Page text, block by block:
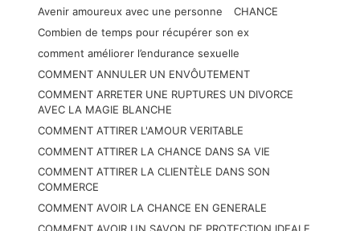
Avenir amoureux avec une personne
CHANCE
Combien de temps pour récupérer son ex
comment améliorer l’endurance sexuelle
COMMENT ANNULER UN ENVÔUTEMENT
COMMENT ARRETER UNE RUPTURES UN DIVORCE
AVEC LA MAGIE BLANCHE
COMMENT ATTIRER L'AMOUR VERITABLE
COMMENT ATTIRER LA CHANCE DANS SA VIE
COMMENT ATTIRER LA CLIENTÈLE DANS SON
COMMERCE
COMMENT AVOIR LA CHANCE EN GENERALE